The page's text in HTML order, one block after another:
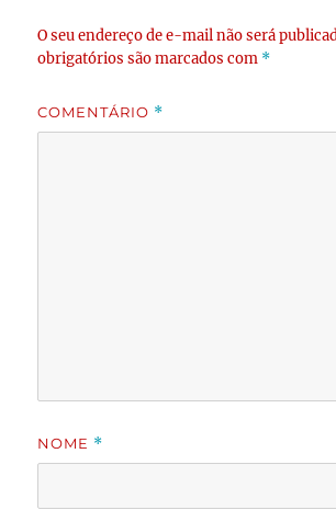
O seu endereço de e-mail não será
obrigatórios são marcados com *
COMENTÁRIO *
NOME *